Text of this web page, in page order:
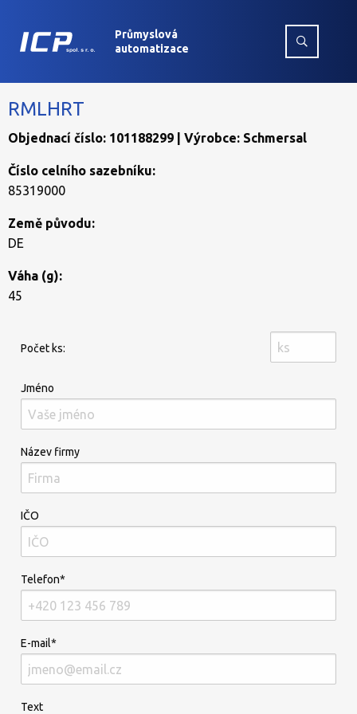
Průmyslová
automatizace
RMLHRT
Objednací číslo: 101188299 | Výrobce: Schmersal
Číslo celního sazebníku:
85319000
Země původu:
DE
Váha (g):
45
Počet ks:
Jméno
Název firmy
IČO
Telefon*
E-mail*
Text